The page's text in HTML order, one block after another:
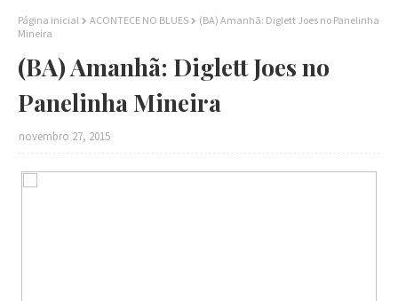
Página inicial ACONTECE NO BLUES
(BA) Amanhã: Diglett Joes no Panelinha
Mineira
(BA) Amanhã: Diglett Joes no
Panelinha Mineira
novembro 27, 2015